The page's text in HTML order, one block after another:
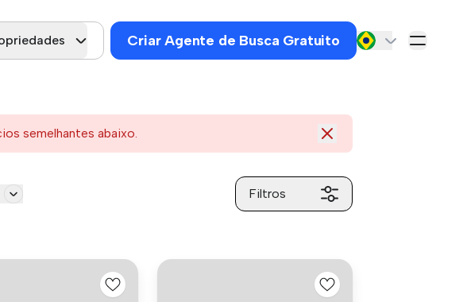
Criar Agente de Busca Gratuito
semelhantes abaixo.
Filtros